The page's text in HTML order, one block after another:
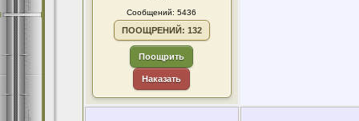
Сообщений: 5436
ПООЩРЕНИЙ: 132
Поощрить
Наказать